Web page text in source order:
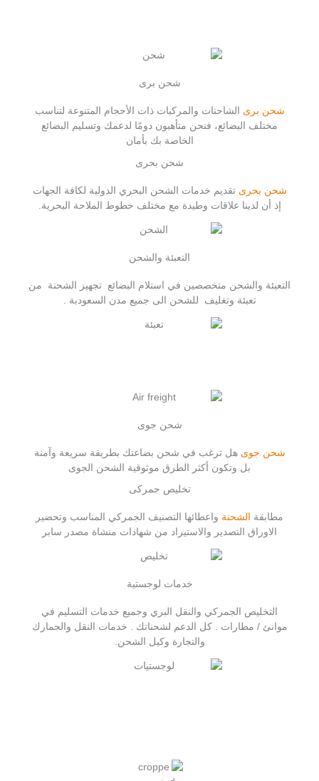
شحن برى
شحن برى الشاحنات والمركبات ذات الأحجام المتنوعة لتناسب
مختلف البضائع، فنحن متأهبون دومًا لدعمك وتسليم البضائع
الخاصة بك بأمان
شحن بحرى
شحن بحرى تقديم خدمات الشحن البحري الدولية لكافة الجهات
إذ أن لدينا علاقات وطيدة مع مختلف خطوط الملاحة البحرية.
التعبئة والشحن
التعبئة والشحن متخصصين في استلام البضائع تجهيز الشحنة من
تعبئة وتغليف للشحن الى جميع مدن السعودبة .
شحن جوى
شحن جوى هل ترغب في شحن بضاعتك بطريقة سريعة وآمنة
بل وتكون أكثر الطرق موثوقية الشحن الجوى
تخليص جمركى
مطابقة الشحنة واعطائها التصنيف الجمركي المناسب وتحضير
الاوراق التصدير والاستيراد من شهادات منشاة مصدر سابر
خدمات لوجستية
التخليص الجمركي والنقل البري وجميع خدمات التسليم في
موانئ / مطارات . كل الدعم لشحناتك . خدمات النقل والجمارك
والتجارة وكيل الشحن.